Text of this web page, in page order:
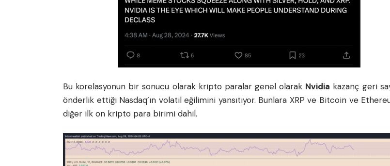
Bu korelasyonun bir sonucu olarak kripto paralar genel olarak Nvidia kazanç geri
önderlik ettiği Nasdaq’ın volatil eğilimini yansıtıyor. Bunlara XRP ve Bitcoin ve
diğer ilk on kripto para birimi dahil.